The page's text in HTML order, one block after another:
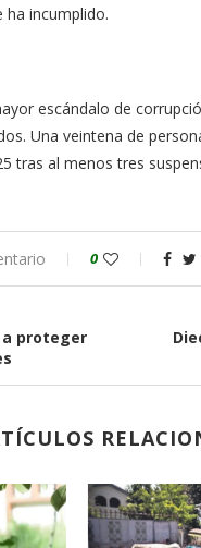
ha incumplido.
escándalo de
Una veintena de
tras al menos tres
0
proteger